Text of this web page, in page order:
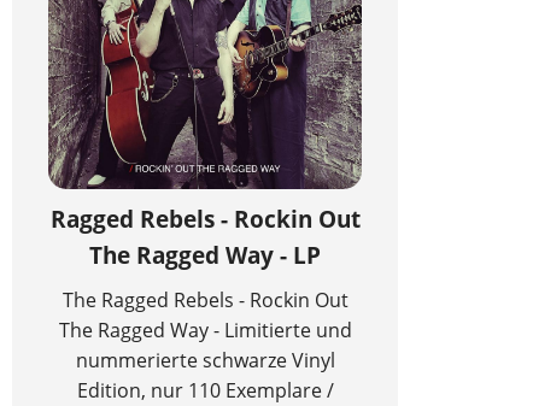
Ragged Rebels - Rockin Out
The Ragged Way - LP
The Ragged Rebels - Rockin Out
The Ragged Way - Limitierte und
nummerierte schwarze Vinyl
Edition, nur 110 Exemplare /